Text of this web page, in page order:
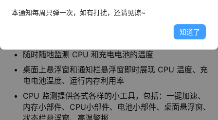
软件特点
即时监测 CPU 的温度和工作频率，剖析 CPU 温度和
随时随地监测 CPU 和充电电池的温度
桌面上悬浮窗和通知栏悬浮窗即时展现 CPU 温度、充
电电池温度、运行内存利用率
CPU 监测提供各式各样的小工具，包括：一键加速、
内存小部件、CPU小部件、电池小部件、桌面悬浮窗、
状态栏悬浮窗、高温警报
本通知每周只弹一次，如有打扰，还请见谅~
知道了